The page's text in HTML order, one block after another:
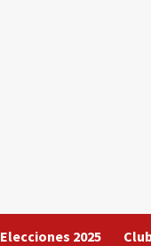
Elecciones 2025